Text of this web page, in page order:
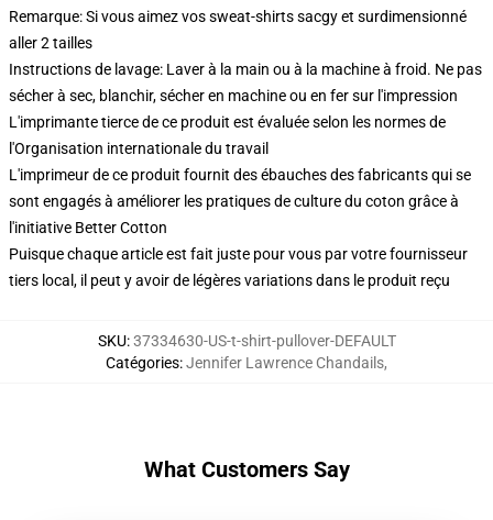
Remarque: Si vous aimez vos sweat-shirts sacgy et surdimensionné
aller 2 tailles
Instructions de lavage: Laver à la main ou à la machine à froid. Ne pas
sécher à sec, blanchir, sécher en machine ou en fer sur l'impression
L'imprimante tierce de ce produit est évaluée selon les normes de
l'Organisation internationale du travail
L'imprimeur de ce produit fournit des ébauches des fabricants qui se
sont engagés à améliorer les pratiques de culture du coton grâce à
l'initiative Better Cotton
Puisque chaque article est fait juste pour vous par votre fournisseur
tiers local, il peut y avoir de légères variations dans le produit reçu
SKU:37334630-US-t-shirt-pullover-DEFAULT
Catégories:Jennifer Lawrence Chandails,
What Customers Say